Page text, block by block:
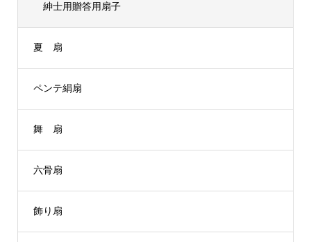
紳士用贈答用扇子
夏 扇
ペンテ絹扇
舞 扇
六骨扇
飾り扇